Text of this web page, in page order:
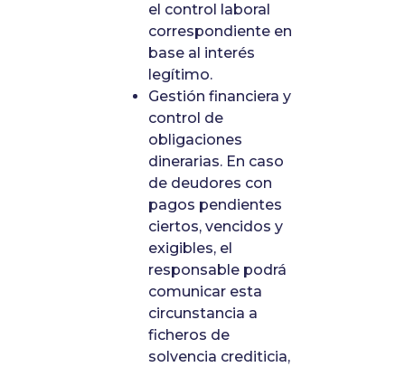
el control laboral
correspondiente en
base al interés
legítimo.
Gestión financiera y
control de
obligaciones
dinerarias. En caso
de deudores con
pagos pendientes
ciertos, vencidos y
exigibles, el
responsable podrá
comunicar esta
circunstancia a
ficheros de
solvencia crediticia,